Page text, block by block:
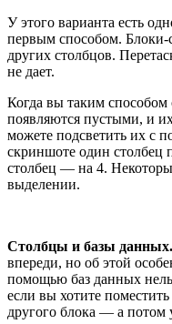
У этого варианта есть
первым способом. Блоки-
других столбцов.
не дает.
Когда вы таким способом
появляются пустыми, и
можете подсветить их с
скриншоте один столбец
столбец — на 4.
выделении.
Столбцы и базы данных.
впереди, но об этой
помощью баз данных
если вы хотите
другого блока — а потом